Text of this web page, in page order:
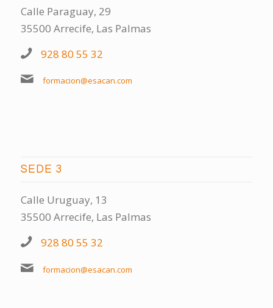
Calle Paraguay, 29
35500 Arrecife, Las Palmas
928 80 55 32
formacion@esacan.com
SEDE 3
Calle Uruguay, 13
35500 Arrecife, Las Palmas
928 80 55 32
formacion@esacan.com